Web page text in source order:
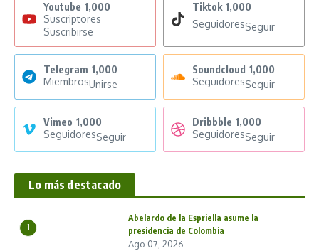
Youtube 1,000
Suscriptores
Suscribirse
Tiktok 1,000
SeguidoresSeguir
Telegram 1,000
MiembrosUnirse
Soundcloud 1,000
SeguidoresSeguir
Vimeo 1,000
SeguidoresSeguir
Dribbble 1,000
SeguidoresSeguir
Lo más destacado
1
Abelardo de la Espriella asume la
presidencia de Colombia
Ago 07, 2026